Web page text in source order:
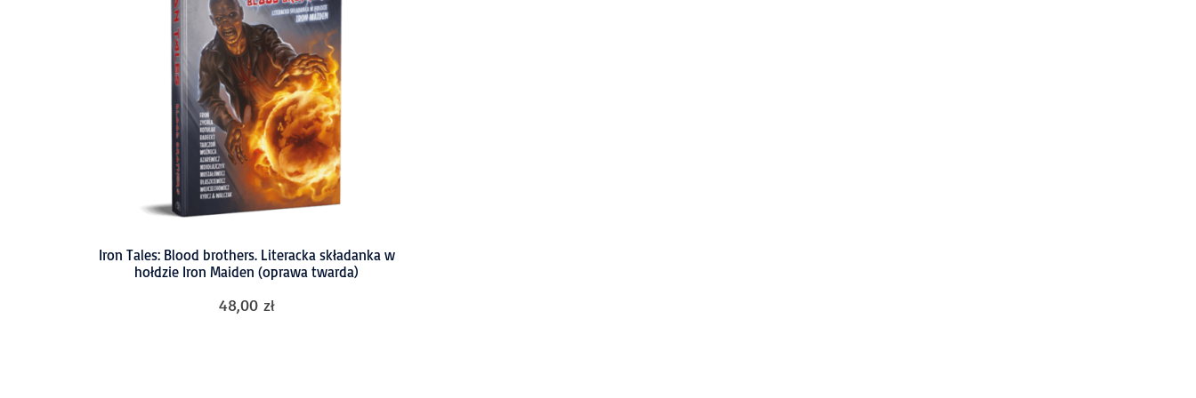
Iron Tales: Blood brothers. Literacka składanka w
hołdzie Iron Maiden (oprawa twarda)
48,00zł